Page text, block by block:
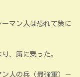
マン人は恐れて策に
、策に乗った。
人の兵（最強軍）－